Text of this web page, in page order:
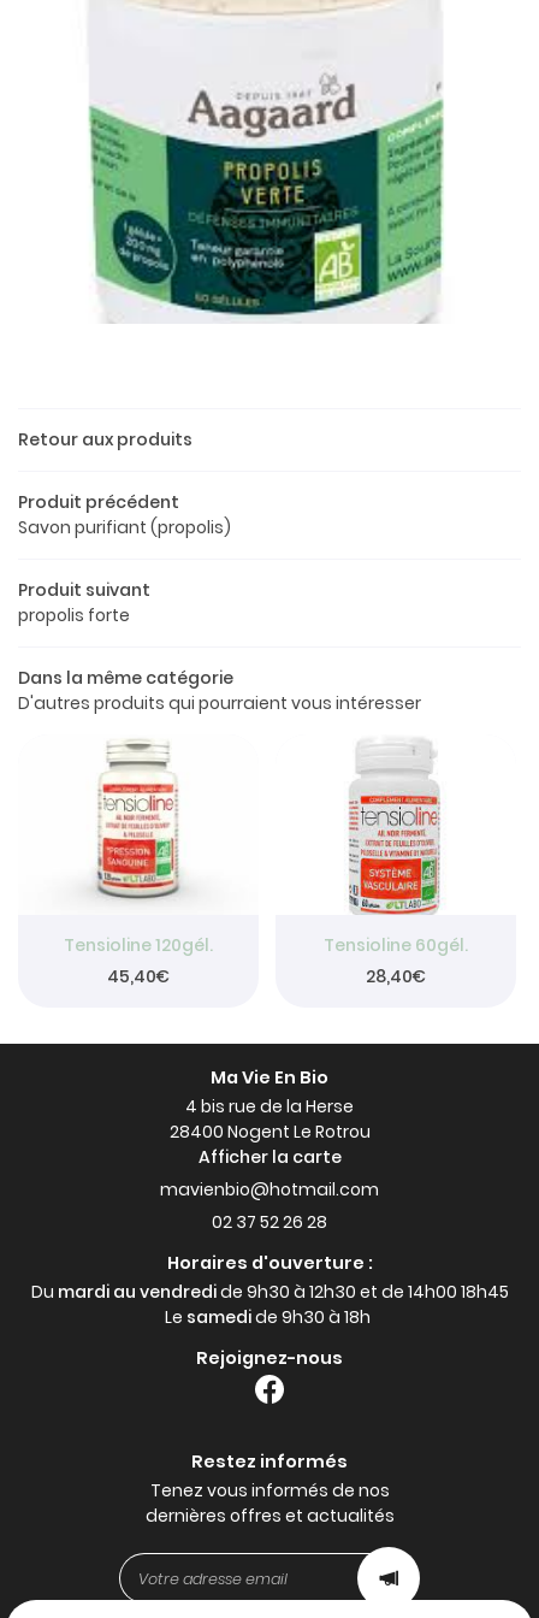
Accueil
boutique
produits
Avis
Contact
Restez
INSCRIPTION
Rejoignez-
Retour aux produits
Produit précédent
Savon purifiant (propolis)
Produit suivant
propolis forte
Dans la même catégorie
D'autres produits qui pourraient vous intéresser
Tensioline 120gél.
45,40€
Tensioline 60gél.
28,40€
Ma Vie En Bio
4 bis rue de la Herse
28400 Nogent Le Rotrou
Afficher la carte
02 37 52 26 28
Horaires d'ouverture :
Du mardi au vendredide 9h30 à 12h30 et de 14h00 18h45
Le samedide 9h30 à 18h
Rejoignez-nous
Restez informés
Tenez vous informés de nos
dernières offres et actualités